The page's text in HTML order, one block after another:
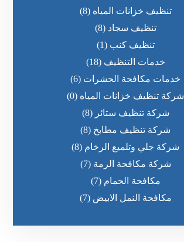
تنظيف خزانات المياه (8)
تنظيف سجاد (8)
تنظيف كنب (1)
خدمات التنظيف (18)
خدمات مكافحة الحشرات (6)
شركة تنظيف خزانات المياه (0)
شركة تنظيف ستائر (8)
شركة تنظيف مطابخ (8)
شركة جلي وتلميع الرخام (8)
شركة مكافحة الرمة (7)
مكافحة الحمام (7)
مكافحة النمل الابيض (7)